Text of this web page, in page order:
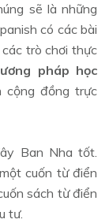
sẽ là những
có các bài
trò chơi thực
pháp học
cộng đồng trực
Ban Nha tốt.
cuốn từ điển
sách từ điển
tư.